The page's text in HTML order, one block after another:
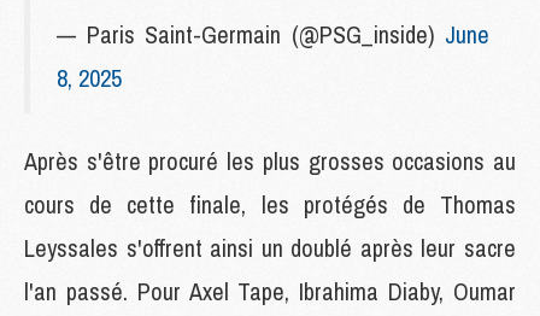
— Paris Saint-Germain (@PSG_inside) June
8, 2025
Après s'être procuré les plus grosses occasions au
cours de cette finale, les protégés de Thomas
Leyssales s'offrent ainsi un doublé après leur sacre
l'an passé. Pour Axel Tape, Ibrahima Diaby, Oumar